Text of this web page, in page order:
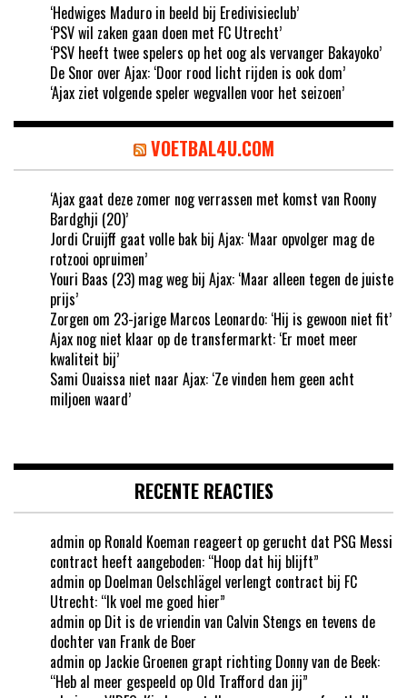
‘Hedwiges Maduro in beeld bij Eredivisieclub’
‘PSV wil zaken gaan doen met FC Utrecht’
‘PSV heeft twee spelers op het oog als vervanger Bakayoko’
De Snor over Ajax: ‘Door rood licht rijden is ook dom’
‘Ajax ziet volgende speler wegvallen voor het seizoen’
VOETBAL4U.COM
‘Ajax gaat deze zomer nog verrassen met komst van Roony
Bardghji (20)’
Jordi Cruijff gaat volle bak bij Ajax: ‘Maar opvolger mag de
rotzooi opruimen’
Youri Baas (23) mag weg bij Ajax: ‘Maar alleen tegen de juiste
prijs’
Zorgen om 23-jarige Marcos Leonardo: ‘Hij is gewoon niet fit’
Ajax nog niet klaar op de transfermarkt: ‘Er moet meer
kwaliteit bij’
Sami Ouaissa niet naar Ajax: ‘Ze vinden hem geen acht
miljoen waard’
RECENTE REACTIES
admin op Ronald Koeman reageert op gerucht dat PSG Messi
contract heeft aangeboden: “Hoop dat hij blijft”
admin op Doelman Oelschlägel verlengt contract bij FC
Utrecht: “Ik voel me goed hier”
admin op Dit is de vriendin van Calvin Stengs en tevens de
dochter van Frank de Boer
admin op Jackie Groenen grapt richting Donny van de Beek:
“Heb al meer gespeeld op Old Trafford dan jij”